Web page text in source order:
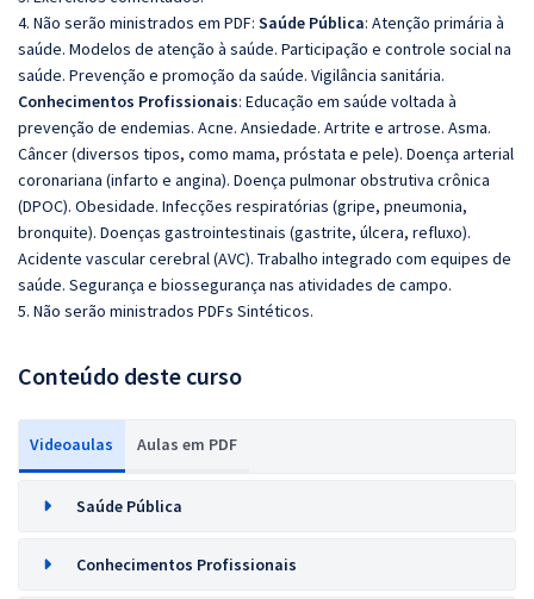
4. Não serão ministrados em PDF: Saúde Pública: Atenção primária à
saúde. Modelos de atenção à saúde. Participação e controle social na
saúde. Prevenção e promoção da saúde. Vigilância sanitária.
Conhecimentos Profissionais: Educação em saúde voltada à
prevenção de endemias. Acne. Ansiedade. Artrite e artrose. Asma.
Câncer (diversos tipos, como mama, próstata e pele). Doença arterial
coronariana (infarto e angina). Doença pulmonar obstrutiva crônica
(DPOC). Obesidade. Infecções respiratórias (gripe, pneumonia,
bronquite). Doenças gastrointestinais (gastrite, úlcera, refluxo).
Acidente vascular cerebral (AVC). Trabalho integrado com equipes de
saúde. Segurança e biossegurança nas atividades de campo.
5. Não serão ministrados PDFs Sintéticos.
Conteúdo deste curso
Videoaulas Aulas em PDF
Saúde Pública
Conhecimentos Profissionais